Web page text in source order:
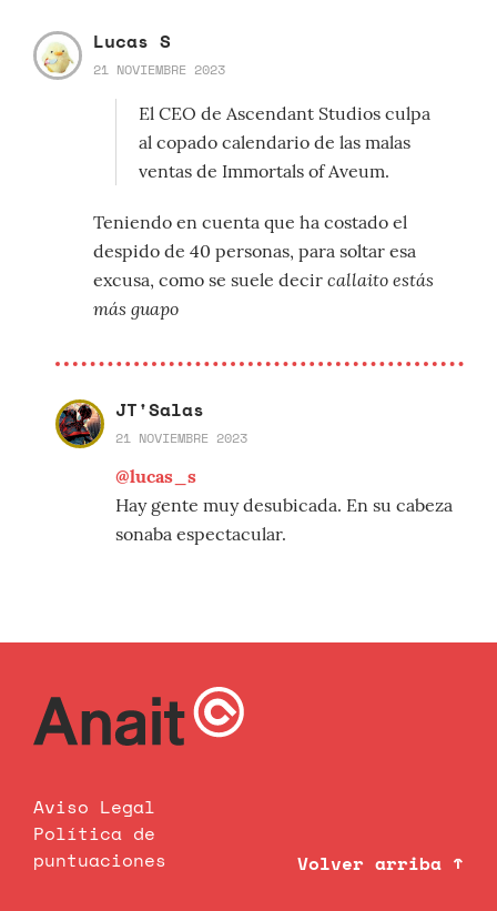
Lucas S
21 NOVIEMBRE 2023
El CEO de Ascendant Studios culpa
al copado calendario de las malas
ventas de Immortals of Aveum.
Teniendo en cuenta que ha costado el
despido de 40 personas, para soltar esa
excusa, como se suele decir callaito estás
más guapo
JT'Salas
21 NOVIEMBRE 2023
@lucas_s
Hay gente muy desubicada. En su cabeza
sonaba espectacular.
Aviso Legal
Política de
puntuaciones
Volver arriba ↑